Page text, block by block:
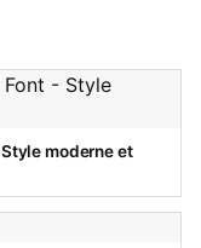
moderne et